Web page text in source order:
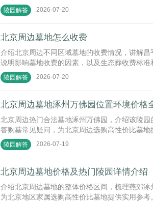
陵园解答 2026-07-20
北京周边墓地怎么收费
介绍北京周边不同区域墓地的收费情况，讲解
说明影响墓地收费的因素，以及生态葬收费标
详情。
陵园解答 2026-07-20
北京周边墓地涿州万佛园位置环境价格
北京周边热门合法墓地涿州万佛园，介绍该陵
答购墓常见疑问，为北京周边选购高性价比墓地
陵园解答 2026-07-19
北京周边墓地价格及热门陵园详情介绍
介绍北京周边墓地的整体价格区间，梳理燕郊
为北京地区家属选购高性价比墓地提供实用参考。